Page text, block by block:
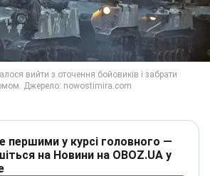
першими у курсі головного —
на Новини на OBOZ.UA у